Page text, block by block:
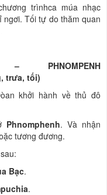
trìnhca múa nhạc
ngơi. Tối tự do thăm quan
PHNOMPENH
tối)
khởi hành về thủ đô
Phnomphenh. Và nhận
tương đương.
Bạc.
.